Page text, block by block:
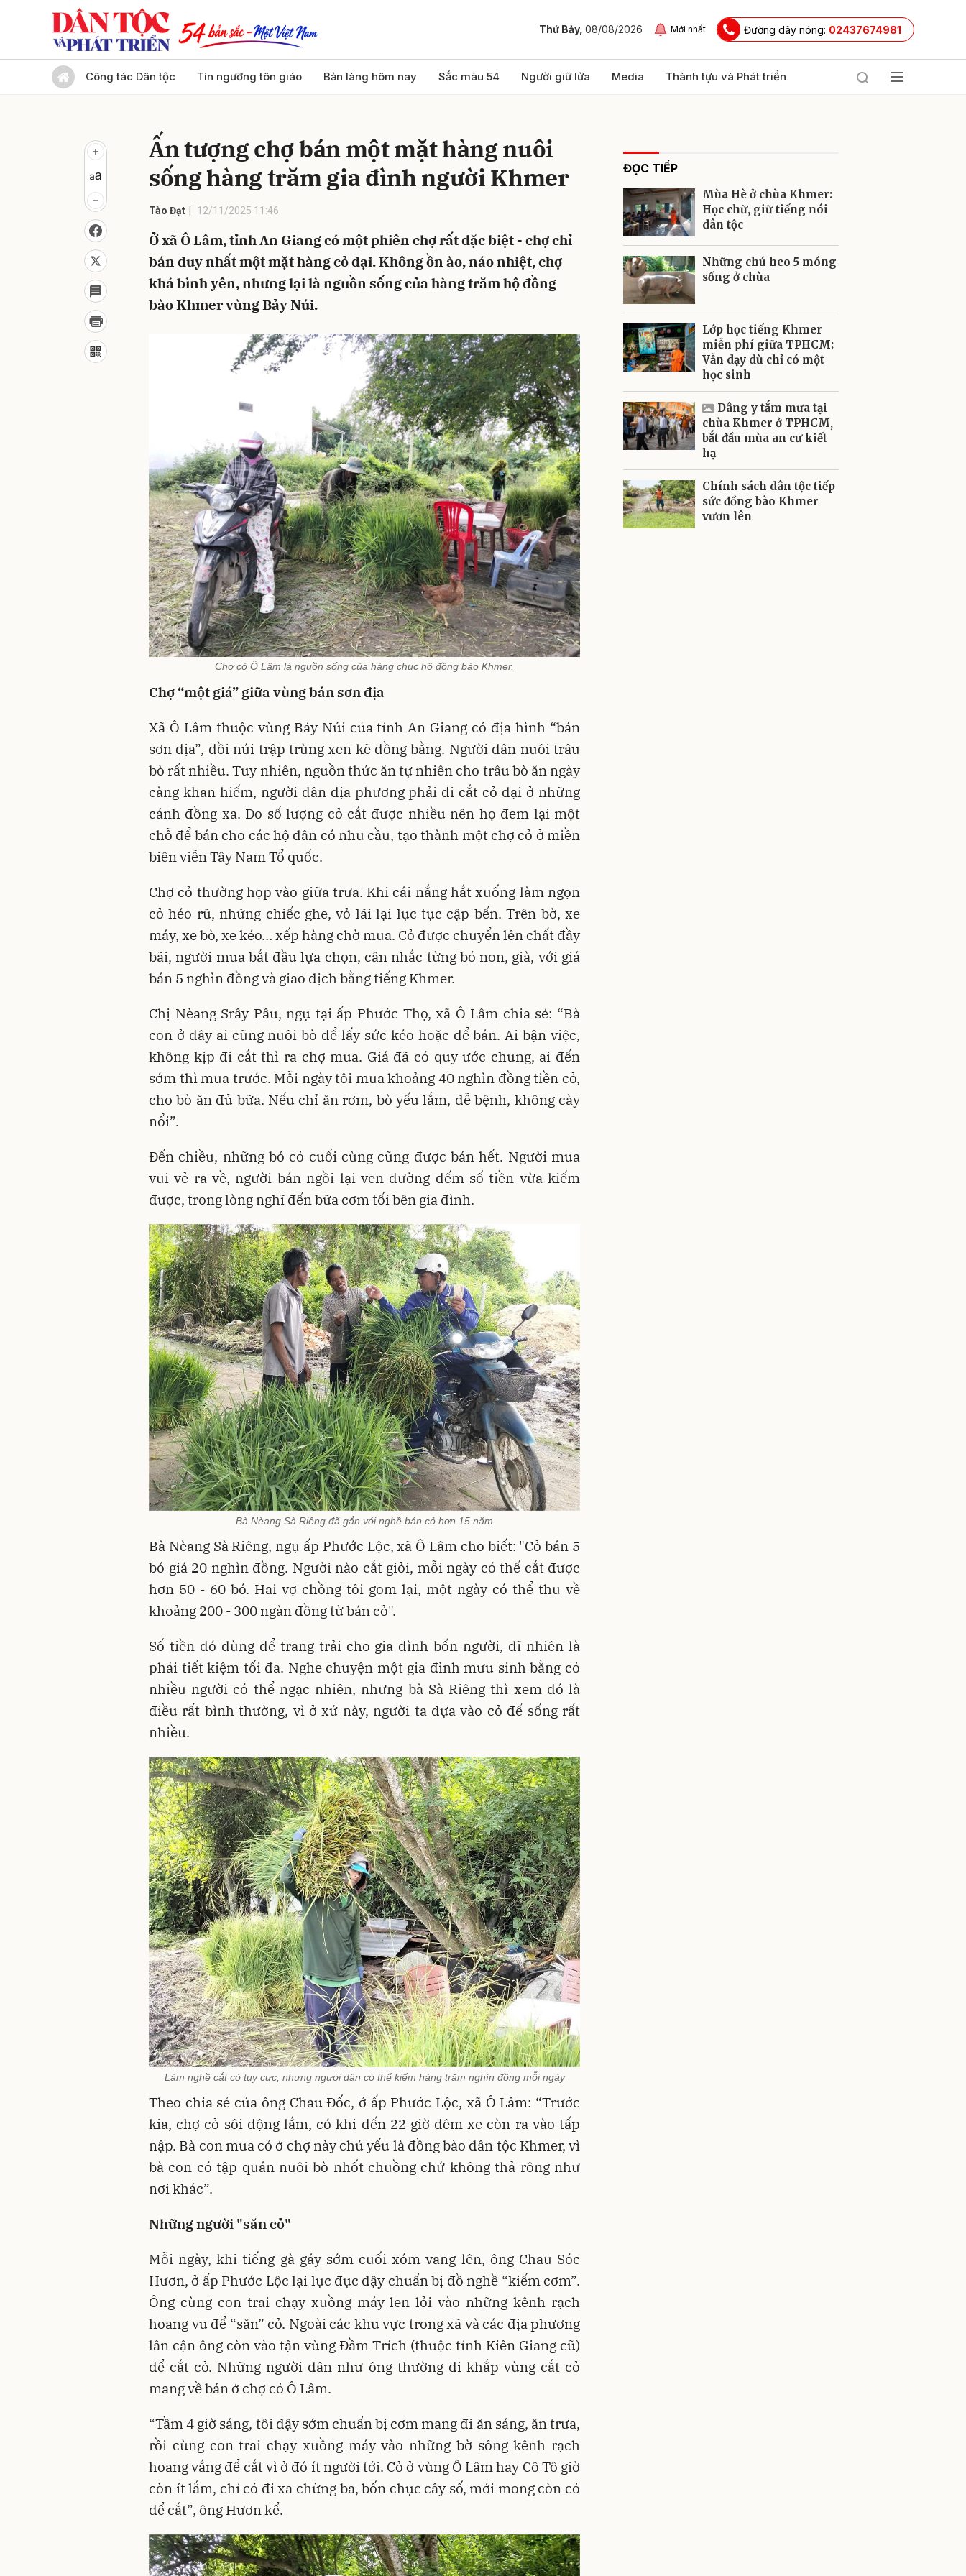
Thứ Bảy, 08/08/2026 Mới nhất Đường dây nóng: 02437674981
Công tác Dân tộc Tín ngưỡng tôn giáo Bản làng hôm nay Sắc màu 54 Người giữ lửa Media Thành tựu và Phát triển
Ấn tượng chợ bán một mặt hàng nuôi
sống hàng trăm gia đình người Khmer
Tào Đạt 12/11/2025 11:46
Ở xã Ô Lâm, tỉnh An Giang có một phiên chợ rất đặc biệt - chợ chỉ
bán duy nhất một mặt hàng cỏ dại. Không ồn ào, náo nhiệt, chợ
khá bình yên, nhưng lại là nguồn sống của hàng trăm hộ đồng
bào Khmer vùng Bảy Núi.
Chợ cỏ Ô Lâm là nguồn sống của hàng chục hộ đồng bào Khmer.
Chợ “một giá” giữa vùng bán sơn địa
Xã Ô Lâm thuộc vùng Bảy Núi của tỉnh An Giang có địa hình “bán
sơn địa”, đồi núi trập trùng xen kẽ đồng bằng. Người dân nuôi trâu
bò rất nhiều. Tuy nhiên, nguồn thức ăn tự nhiên cho trâu bò ăn ngày
càng khan hiếm, người dân địa phương phải đi cắt cỏ dại ở những
cánh đồng xa. Do số lượng cỏ cắt được nhiều nên họ đem lại một
chỗ để bán cho các hộ dân có nhu cầu, tạo thành một chợ cỏ ở miền
biên viễn Tây Nam Tổ quốc.
Chợ cỏ thường họp vào giữa trưa. Khi cái nắng hắt xuống làm ngọn
cỏ héo rũ, những chiếc ghe, vỏ lãi lại lục tục cập bến. Trên bờ, xe
máy, xe bò, xe kéo… xếp hàng chờ mua. Cỏ được chuyển lên chất đầy
bãi, người mua bắt đầu lựa chọn, cân nhắc từng bó non, già, với giá
bán 5 nghìn đồng và giao dịch bằng tiếng Khmer.
Chị Nèang Srây Pâu, ngụ tại ấp Phước Thọ, xã Ô Lâm chia sẻ: “Bà
con ở đây ai cũng nuôi bò để lấy sức kéo hoặc để bán. Ai bận việc,
không kịp đi cắt thì ra chợ mua. Giá đã có quy ước chung, ai đến
sớm thì mua trước. Mỗi ngày tôi mua khoảng 40 nghìn đồng tiền cỏ,
cho bò ăn đủ bữa. Nếu chỉ ăn rơm, bò yếu lắm, dễ bệnh, không cày
nổi”.
Đến chiều, những bó cỏ cuối cùng cũng được bán hết. Người mua
vui vẻ ra về, người bán ngồi lại ven đường đếm số tiền vừa kiếm
được, trong lòng nghĩ đến bữa cơm tối bên gia đình.
Bà Nèang Sà Riêng đã gắn với nghề bán cỏ hơn 15 năm
Bà Nèang Sà Riêng, ngụ ấp Phước Lộc, xã Ô Lâm cho biết: "Cỏ bán 5
bó giá 20 nghìn đồng. Người nào cắt giỏi, mỗi ngày có thể cắt được
hơn 50 - 60 bó. Hai vợ chồng tôi gom lại, một ngày có thể thu về
khoảng 200 - 300 ngàn đồng từ bán cỏ".
Số tiền đó dùng để trang trải cho gia đình bốn người, dĩ nhiên là
phải tiết kiệm tối đa. Nghe chuyện một gia đình mưu sinh bằng cỏ
nhiều người có thể ngạc nhiên, nhưng bà Sà Riêng thì xem đó là
điều rất bình thường, vì ở xứ này, người ta dựa vào cỏ để sống rất
nhiều.
Làm nghề cắt cỏ tuy cực, nhưng người dân có thể kiếm hàng trăm nghìn đồng mỗi ngày
Theo chia sẻ của ông Chau Đốc, ở ấp Phước Lộc, xã Ô Lâm: “Trước
kia, chợ cỏ sôi động lắm, có khi đến 22 giờ đêm xe còn ra vào tấp
nập. Bà con mua cỏ ở chợ này chủ yếu là đồng bào dân tộc Khmer, vì
bà con có tập quán nuôi bò nhốt chuồng chứ không thả rông như
nơi khác”.
Những người "săn cỏ"
Mỗi ngày, khi tiếng gà gáy sớm cuối xóm vang lên, ông Chau Sóc
Hươn, ở ấp Phước Lộc lại lục đục dậy chuẩn bị đồ nghề “kiếm cơm”.
Ông cùng con trai chạy xuồng máy len lỏi vào những kênh rạch
hoang vu để “săn” cỏ. Ngoài các khu vực trong xã và các địa phương
lân cận ông còn vào tận vùng Đầm Trích (thuộc tỉnh Kiên Giang cũ)
để cắt cỏ. Những người dân như ông thường đi khắp vùng cắt cỏ
mang về bán ở chợ cỏ Ô Lâm.
“Tầm 4 giờ sáng, tôi dậy sớm chuẩn bị cơm mang đi ăn sáng, ăn trưa,
rồi cùng con trai chạy xuồng máy vào những bờ sông kênh rạch
hoang vắng để cắt vì ở đó ít người tới. Cỏ ở vùng Ô Lâm hay Cô Tô giờ
còn ít lắm, chỉ có đi xa chừng ba, bốn chục cây số, mới mong còn cỏ
để cắt”, ông Hươn kể.
ĐỌC TIẾP
Mùa Hè ở chùa Khmer:
Học chữ, giữ tiếng nói
dân tộc
Những chú heo 5 móng
sống ở chùa
Lớp học tiếng Khmer
miễn phí giữa TPHCM:
Vẫn dạy dù chỉ có một
học sinh
Dâng y tắm mưa tại
chùa Khmer ở TPHCM,
bắt đầu mùa an cư kiết
hạ
Chính sách dân tộc tiếp
sức đồng bào Khmer
vươn lên
Gửi bình luận
Hủy Gửi